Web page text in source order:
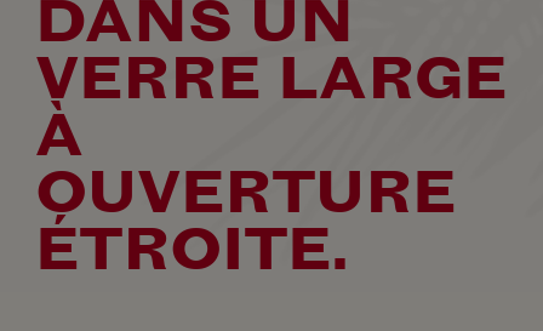
DANS UN
VERRE LARGE
À
OUVERTURE
ÉTROITE.